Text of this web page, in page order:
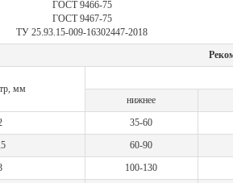
ГОСТ 9466-75
ГОСТ 9467-75
ТУ 25.93.15-009-16302447-2018
мм
нижнее
35-60
60-90
100-130